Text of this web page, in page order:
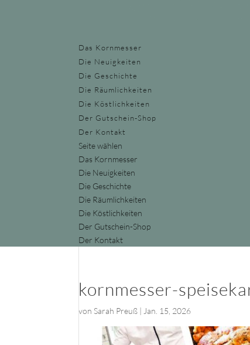
Das Kornmesser
Die Neuigkeiten
Die Geschichte
Die Räumlichkeiten
Die Köstlichkeiten
Der Gutschein-Shop
Der Kontakt
Seite wählen
Das Kornmesser
Die Neuigkeiten
Die Geschichte
Die Räumlichkeiten
Die Köstlichkeiten
Der Gutschein-Shop
Der Kontakt
kornmesser-
vonSarah Preuß | Jan. 15, 2026